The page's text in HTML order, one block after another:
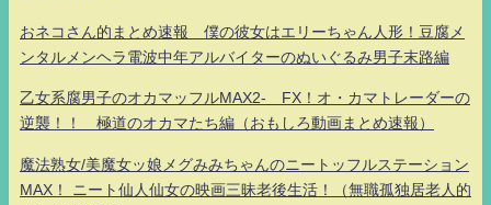
おネコさん的まとめ速報 僕の彼女はエリーちゃん人形！豆腐メ
ンタルメンヘラ電波中年アルバイターのぬいぐるみ男子末路編
乙女系腐男子のオカマッフルMAX2- FX！オ・カマトレーダーの
逆襲！！ 極道のオカマたち編（おもしろ動画まとめ速報）
魔法熟女/美魔女ッ娘メグみみちゃんのニートッフルステーション
MAX！ ニート仙人仙女の映画三昧老後生活！（無職孤独居老人的